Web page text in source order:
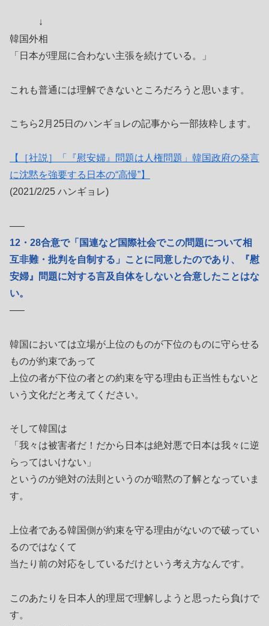
↓
韓国外相
「日本が理屈に合わない主張を続けている。」
これも普通には理解できないところだろうと思います。
こちら2月25日のハンギョレの記事から一部抜粋します。
【［社説］「『慰安婦』問題は人権問題」韓国政府の発言
に沈黙を強要する日本の“高慢”】
(2021/2/25 ハンギョレ)
—–
12・28合意で「国連など国際社会でこの問題について相
互非難・批判を自制する」ことに同意したのであり、『慰
安婦』問題に対する言及自体をしないと合意したことはな
い。
—–
韓国においては立場が上位のものが下位のものに守らせる
ものが約束であって
上位の者が下位の者との約束を守る理由も正当性もないと
いう文化だと考えてください。
そして韓国は
「我々は被害者だ！だから日本は絶対悪で日本は我々に逆
らってはいけない」
というのが絶対の法則というのが暗黙の了解となっていま
す。
上位者である韓国側が約束を守る理由がないので破ってい
るのではなくて
当たり前の対応をしているだけという考え方なんです。
このあたりを日本人的理屈で理解しようと思ったら負けで
す。